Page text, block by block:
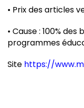
• Prix des articles
• Cause : 100%
programmes
Site https://